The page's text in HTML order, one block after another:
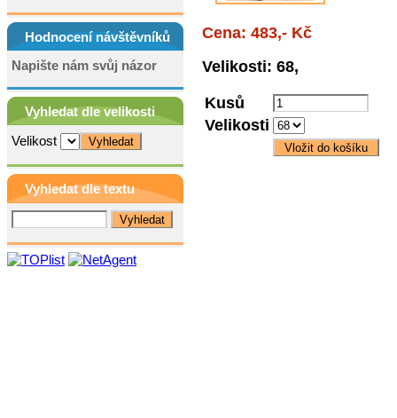
Hodnocení návštěvníků
Napište nám svůj názor
Vyhledat dle velikosti
Velikost
Vyhledat dle textu
Cena: 483,- Kč
Velikosti: 68,
Kusů
Velikosti